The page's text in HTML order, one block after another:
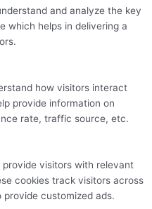
and analyze the key
which helps in delivering a
how visitors interact
provide information on
rate, traffic source, etc.
visitors with relevant
cookies track visitors across
customized ads.